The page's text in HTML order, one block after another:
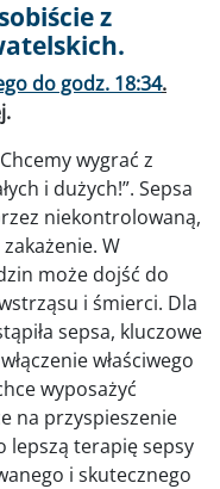
z
do godz. 18:34.
wygrać z
i dużych!”. Sepsa
niekontrolowaną,
W
może dojść do
i śmierci. Dla
sepsa, kluczowe
właściwego
wyposażyć
na przyspieszenie
lepszą terapię sepsy
i skutecznego